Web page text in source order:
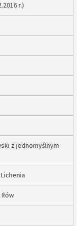
r.)
z jednomyślnym